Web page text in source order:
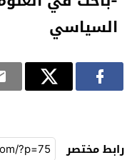
السياسي
رابط مختصر